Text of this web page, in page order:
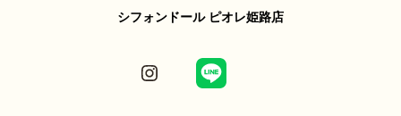
シフォンドール ピオレ姫路店
Instagram